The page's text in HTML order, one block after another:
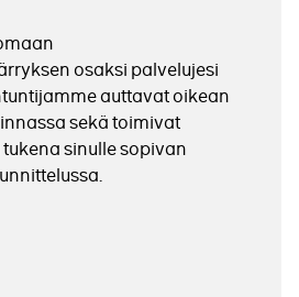
osaksi palvelujesi
auttavat oikean
sekä toimivat
sinulle sopivan